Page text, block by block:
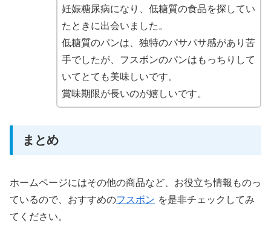
妊娠糖尿病になり、低糖質の食品を探してい
たときに出会いました。
低糖質のパンは、独特のパサパサ感があり苦
手でしたが、フスボンのパンはもっちりして
いてとても美味しいです。
賞味期限が長いのが嬉しいです。
まとめ
ホームページにはその他の商品など、お役立ち情報ものっ
ているので、おすすめのフスボン を是非チェックしてみ
てください。